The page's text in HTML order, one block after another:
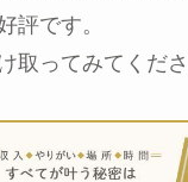
評です。
取ってみてくださ